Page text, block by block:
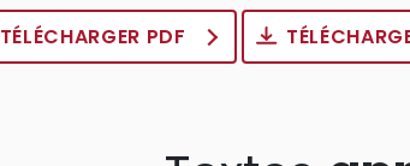
TÉLÉCHARGER PDF